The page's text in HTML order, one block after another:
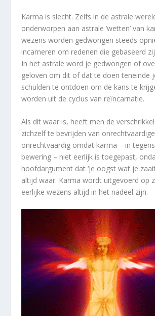
Karma is slecht. Zelfs in de astrale
onderworpen aan astrale ‘wetten’ van
wezens worden gedwongen steeds
incarneren om redenen die gebaseerd
In het astrale word je gedwongen of
geloven om dit of dat te doen teneinde
schulden te ontdoen om de kans te
worden uit de cyclus van reïncarnatie.
Als dit waar is, heeft men de
zichzelf te bevrijden van
onrechtvaardig omdat karma – in
bewering – niet eerlijk is toegepast,
hoofdargument dat ‘je oogst wat je
altijd waar. Karma wordt uitgevoerd op
eerlijke wezens altijd in het nadeel zijn.